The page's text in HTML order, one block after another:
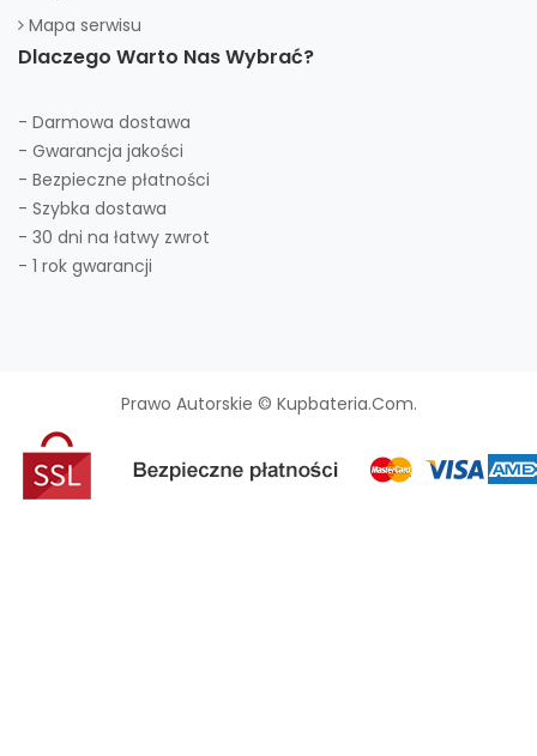
Mapa serwisu
Dlaczego Warto Nas Wybrać?
- Darmowa dostawa
- Gwarancja jakości
- Bezpieczne płatności
- Szybka dostawa
- 30 dni na łatwy zwrot
- 1 rok gwarancji
Prawo Autorskie © Kupbateria.com.